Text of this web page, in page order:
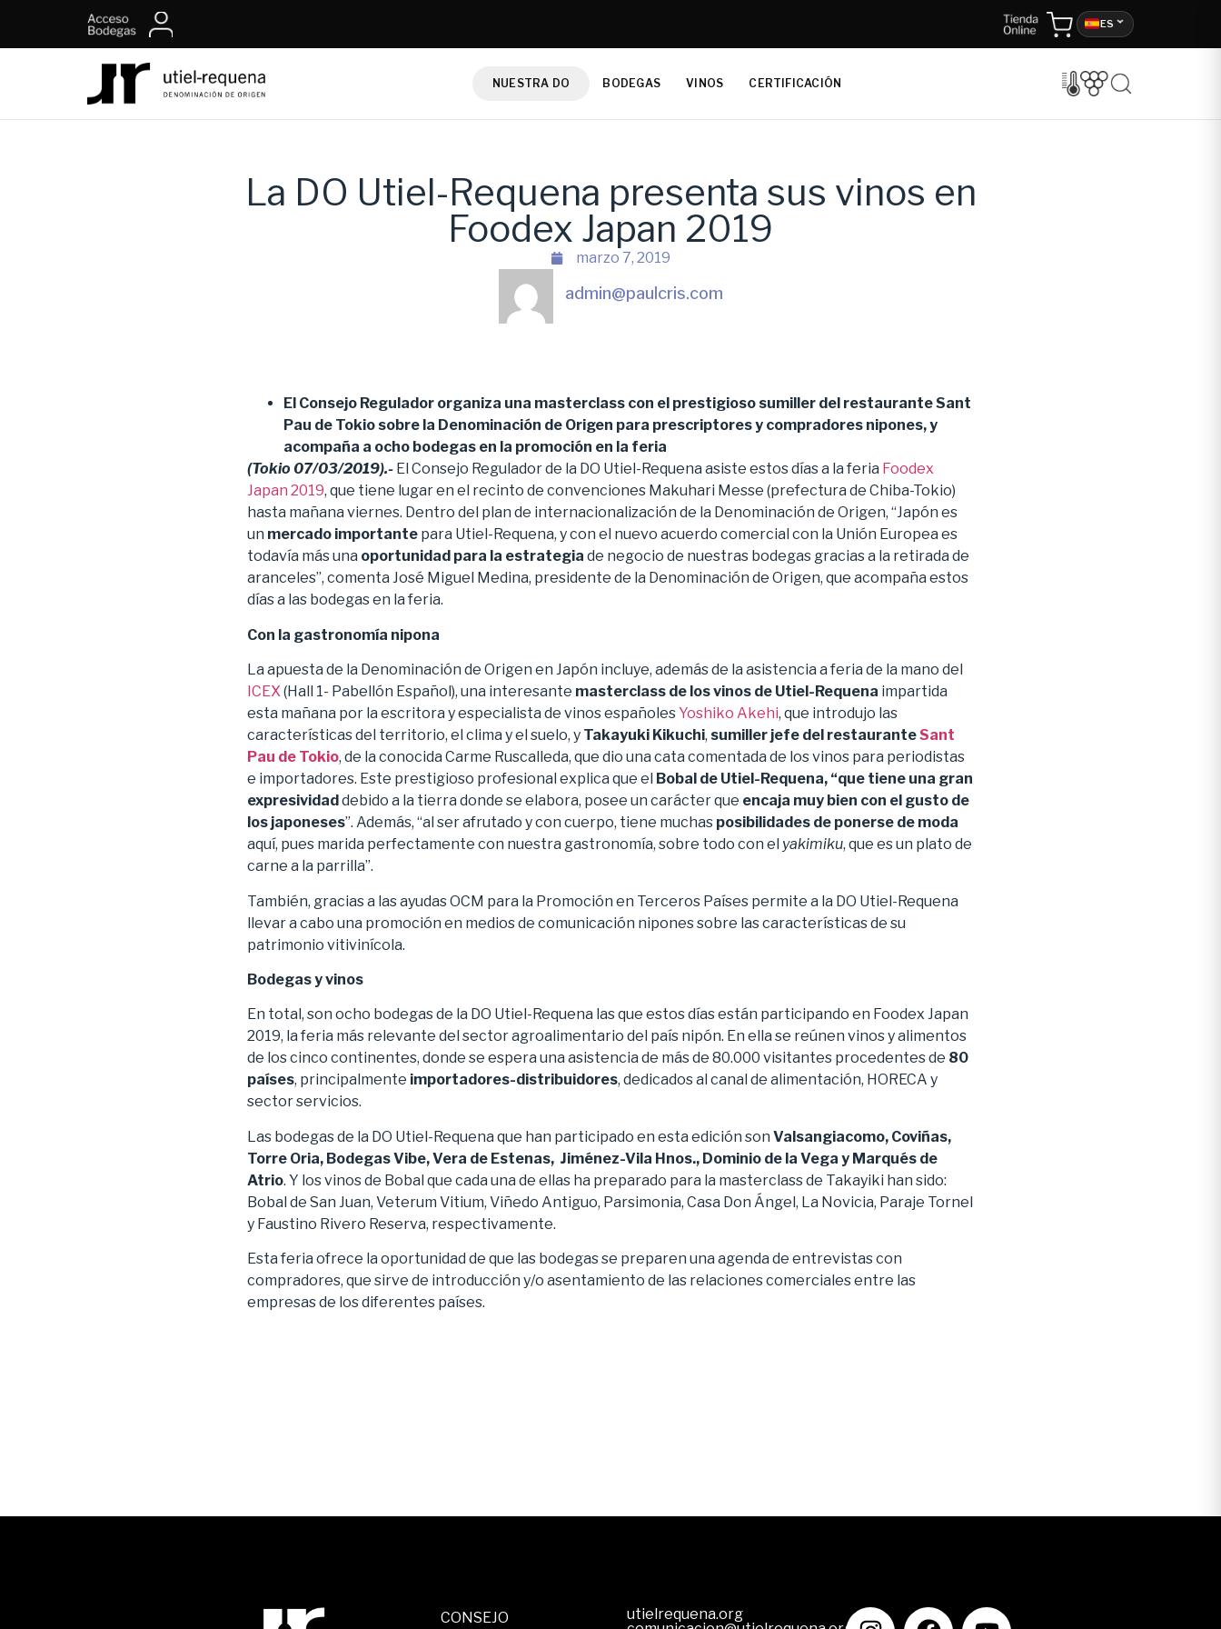
ES
NUESTRA DO BODEGAS VINOS CERTIFICACIÓN
La DO Utiel-Requena presenta sus vinos en
Foodex Japan 2019
marzo 7, 2019
admin@paulcris.com
El Consejo Regulador organiza una masterclass con el prestigioso sumiller del restaurante Sant
Pau de Tokio sobre la Denominación de Origen para prescriptores y compradores nipones, y
acompaña a ocho bodegas en la promoción en la feria
(Tokio 07/03/2019).- El Consejo Regulador de la DO Utiel-Requena asiste estos días a la feria Foodex
Japan 2019, que tiene lugar en el recinto de convenciones Makuhari Messe (prefectura de Chiba-Tokio)
hasta mañana viernes. Dentro del plan de internacionalización de la Denominación de Origen, “Japón es
un mercado importante para Utiel-Requena, y con el nuevo acuerdo comercial con la Unión Europea es
todavía más una oportunidad para la estrategia de negocio de nuestras bodegas gracias a la retirada de
aranceles”, comenta José Miguel Medina, presidente de la Denominación de Origen, que acompaña estos
días a las bodegas en la feria.
Con la gastronomía nipona
La apuesta de la Denominación de Origen en Japón incluye, además de la asistencia a feria de la mano del
ICEX(Hall 1- Pabellón Español), una interesante masterclass de los vinos de Utiel-Requena impartida
esta mañana por la escritora y especialista de vinos españolesYoshiko Akehi, que introdujo las
características del territorio, el clima y el suelo, y Takayuki Kikuchi, sumiller jefe del restauranteSant
Pau de Tokio, de la conocida Carme Ruscalleda, que dio una cata comentada de los vinos para periodistas
e importadores. Este prestigioso profesional explica que el Bobal de Utiel-Requena, “que tiene una gran
expresividad debido a la tierra donde se elabora, posee un carácter que encaja muy bien con el gusto de
los japoneses”. Además, “al ser afrutado y con cuerpo, tiene muchas posibilidades de ponerse de moda
aquí, pues marida perfectamente con nuestra gastronomía, sobre todo con el yakimiku, que es un plato de
carne a la parrilla”.
También, gracias a las ayudas OCM para la Promoción en Terceros Países permite a la DO Utiel-Requena
llevar a cabo una promoción en medios de comunicación nipones sobre las características de su
patrimonio vitivinícola.
Bodegas y vinos
En total, son ocho bodegas de la DO Utiel-Requena las que estos días están participando en Foodex Japan
2019, la feria más relevante del sector agroalimentario del país nipón. En ella se reúnen vinos y alimentos
de los cinco continentes, donde se espera una asistencia de más de 80.000 visitantes procedentes de 80
países, principalmente importadores-distribuidores, dedicados al canal de alimentación, HORECA y
sector servicios.
Las bodegas de la DO Utiel-Requena que han participado en esta edición son Valsangiacomo, Coviñas,
Torre Oria, Bodegas Vibe, Vera de Estenas, Jiménez-Vila Hnos., Dominio de la Vega y Marqués de
Atrio. Y los vinos de Bobal que cada una de ellas ha preparado para la masterclass de Takayiki han sido:
Bobal de San Juan, Veterum Vitium, Viñedo Antiguo, Parsimonia, Casa Don Ángel, La Novicia, Paraje Tornel
y Faustino Rivero Reserva, respectivamente.
Esta feria ofrece la oportunidad de que las bodegas se preparen una agenda de entrevistas con
compradores, que sirve de introducción y/o asentamiento de las relaciones comerciales entre las
empresas de los diferentes países.
CONSEJO
utielrequena.org